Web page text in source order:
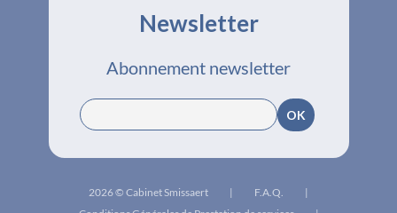
Newsletter
Abonnement newsletter
2026 © Cabinet Smissaert | F.A.Q.
|